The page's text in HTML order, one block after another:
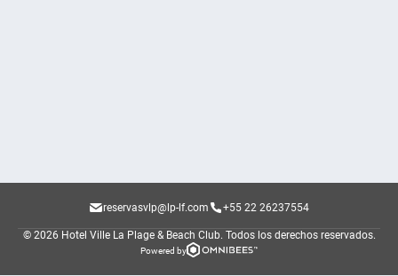
reservasvlp@lp-lf.com +55 22 26237554
© 2026 Hotel Ville La Plage & Beach Club. Todos los derechos reservados.
Powered by